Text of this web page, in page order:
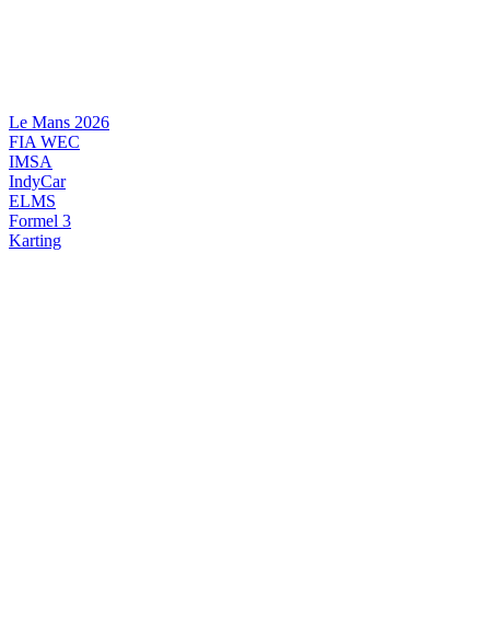
Le Mans 2026
FIA WEC
IMSA
IndyCar
ELMS
Formel 3
Karting